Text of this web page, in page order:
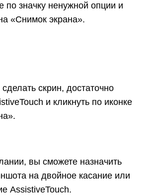
по значку ненужной опции и
«Снимок экрана».
скрин, достаточно
и кликнуть по иконке
вы сможете назначить
на двойное касание или
AssistiveTouch.